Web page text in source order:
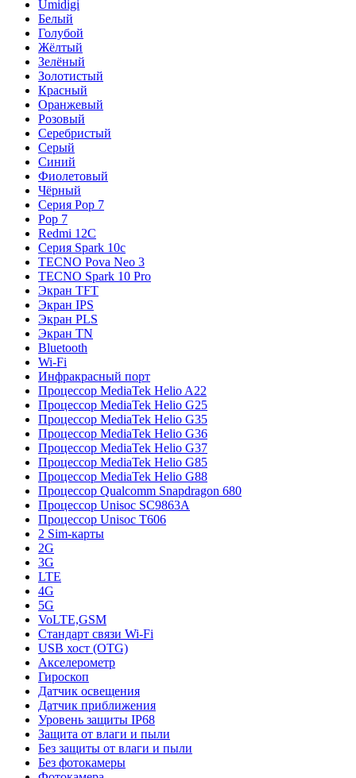
Umidigi
Белый
Голубой
Жёлтый
Зелёный
Золотистый
Красный
Оранжевый
Розовый
Серебристый
Серый
Синий
Фиолетовый
Чёрный
Серия Pop 7
Pop 7
Redmi 12C
Серия Spark 10c
TECNO Pova Neo 3
TECNO Spark 10 Pro
Экран TFT
Экран IPS
Экран PLS
Экран TN
Bluetooth
Wi-Fi
Инфракрасный порт
Процессор MediaTek Helio A22
Процессор MediaTek Helio G25
Процессор MediaTek Helio G35
Процессор MediaTek Helio G36
Процессор MediaTek Helio G37
Процессор MediaTek Helio G85
Процессор MediaTek Helio G88
Процессор Qualcomm Snapdragon 680
Процессор Unisoc SC9863A
Процессор Unisoc T606
2 Sim-карты
2G
3G
LTE
4G
5G
VoLTE,GSM
Стандарт связи Wi-Fi
USB хост (OTG)
Акселерометр
Гироскоп
Датчик освещения
Датчик приближения
Уровень защиты IP68
Защита от влаги и пыли
Без защиты от влаги и пыли
Без фотокамеры